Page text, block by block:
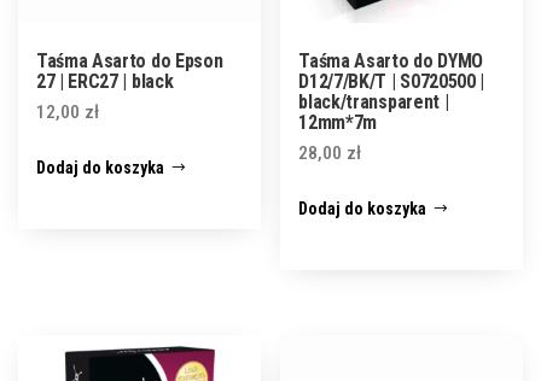
Taśma Asarto do Epson
27 | ERC27 | black
12,00 zł
Dodaj do koszyka
Taśma Asarto do DYMO
D12/7/BK/T | S0720500 |
black/transparent |
12mm*7m
28,00 zł
Dodaj do koszyka